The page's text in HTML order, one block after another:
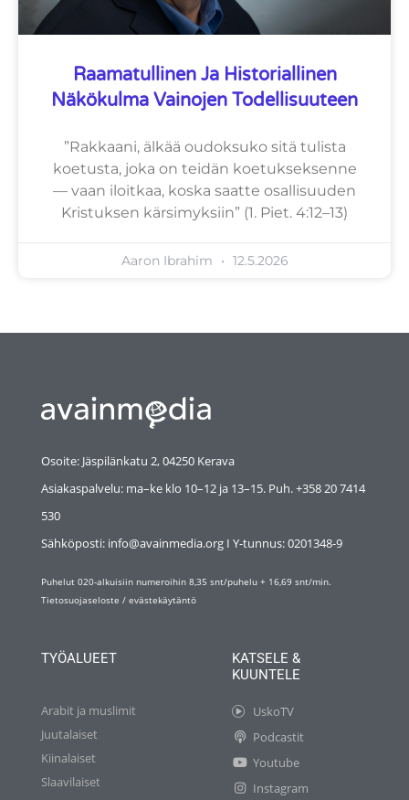
Raamatullinen Ja Historiallinen
Näkökulma Vainojen Todellisuuteen
”Rakkaani, älkää oudoksuko sitä tulista
koetusta, joka on teidän koetukseksenne
— vaan iloitkaa, koska saatte osallisuuden
Kristuksen kärsimyksiin” (1. Piet. 4:12–13)
Aaron Ibrahim 12.5.2026
Osoite: Jäspilänkatu 2, 04250 Kerava
Asiakaspalvelu: ma–ke klo 10–12 ja 13–15. Puh. +358 20 7414
530
Sähköposti: info@avainmedia.org I Y-tunnus:0201348-9
Puhelut 020-alkuisiin numeroihin 8,35 snt/puhelu + 16,69 snt/min.
Tietosuojaseloste / evästekäytäntö
TYÖALUEET
Arabit ja muslimit
Juutalaiset
Kiinalaiset
Slaavilaiset
KATSELE &
KUUNTELE
UskoTV
Podcastit
Youtube
Instagram